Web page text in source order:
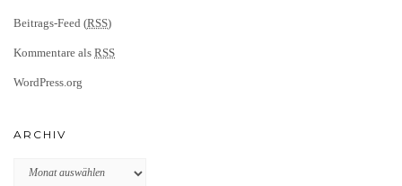
Beitrags-Feed (RSS)
Kommentare als RSS
WordPress.org
ARCHIV
Archiv